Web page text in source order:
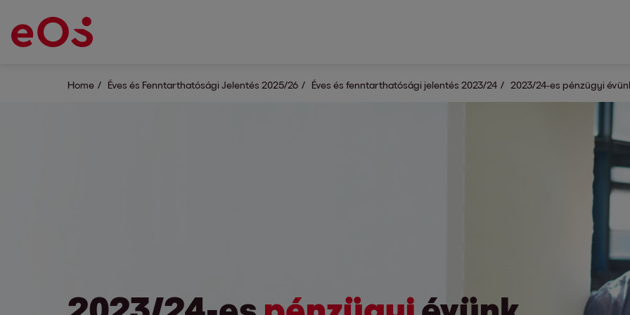
Home Éves és Fenntarthatósági Jelentés 2025/26 Éves és fenntarthatósági jelentés 2023/24 2023/24-es pénzügyi